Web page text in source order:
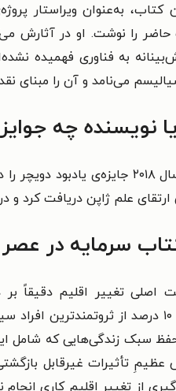
کتاب، به‌عنوان ویراستار
را نوشت. او در آثارش
به فناوری فهمیده
می‌نامد و آن را مبنای
نویسنده چه
سرمایه در
اصلی تغییر اقلیم
منتشرشده توسط ۱۰ درصد از
سبک زندگی‌هایی که شامل
عظیمِ تأثیرات غیرقابل
از تغییر اقلیم کاری